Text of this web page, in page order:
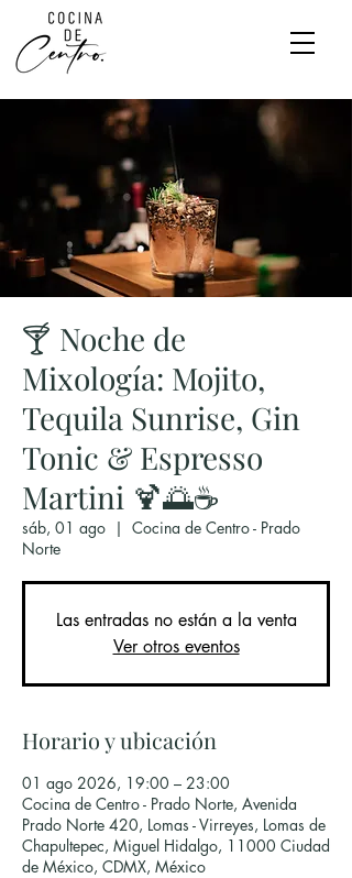
🍸 Noche de
Mixología: Mojito,
Tequila Sunrise, Gin
Tonic & Espresso
Martini 🍹🌅☕
sáb, 01 ago
  |
Cocina de Centro - Prado
Norte
Las entradas no están a la venta
Ver otros eventos
Horario y ubicación
01 ago 2026, 19:00 – 23:00
Cocina de Centro - Prado Norte, Avenida
Prado Norte 420, Lomas - Virreyes, Lomas de
Chapultepec, Miguel Hidalgo, 11000 Ciudad
de México, CDMX, México